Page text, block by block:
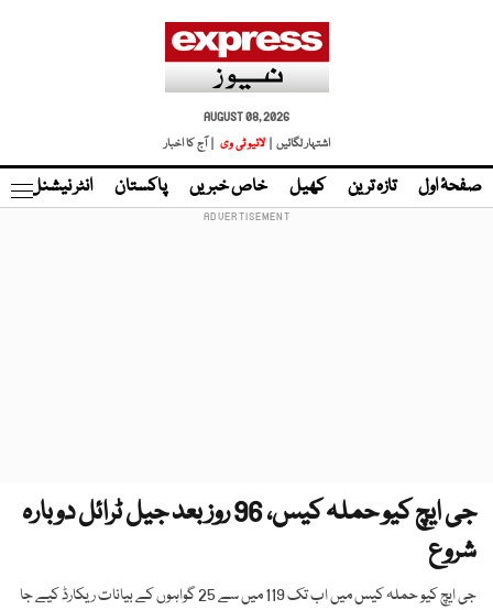
AUGUST 08, 2026
اشتہار لگائیں |
لائیو ٹی وی | آج کا اخبار
صفحۂ اول تازہ ترین کھیل خاص خبریں پاکستان انٹر نیشنل
جی ایچ کیو حملہ کیس، 96 روز بعد جیل ٹرائل دوبارہ
شروع
جی ایچ کیو حملہ کیس میں اب تک 119 میں سے 25 گواہوں کے بیانات ریکارڈ کیے جا